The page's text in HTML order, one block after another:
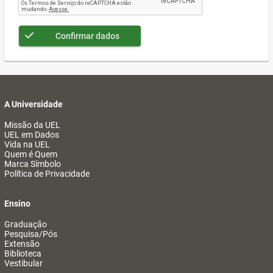
Confirmar dados
A Universidade
Missão da UEL
UEL em Dados
Vida na UEL
Quem é Quem
Marca Símbolo
Política de Privacidade
Ensino
Graduação
Pesquisa/Pós
Extensão
Biblioteca
Vestibular